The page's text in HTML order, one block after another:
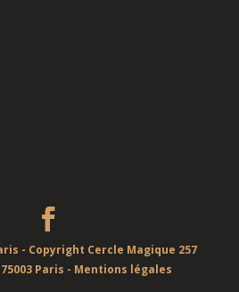
- Copyright Cercle Magique 257
Paris - Mentions légales